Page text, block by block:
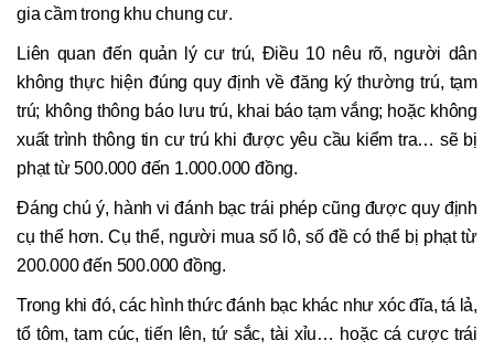
gia cầm trong khu chung cư.
Liên quan đến quản lý cư trú, Điều 10 nêu rõ, người dân
không thực hiện đúng quy định về đăng ký thường trú, tạm
trú; không thông báo lưu trú, khai báo tạm vắng; hoặc không
xuất trình thông tin cư trú khi được yêu cầu kiểm tra… sẽ bị
phạt từ 500.000 đến 1.000.000 đồng.
Đáng chú ý, hành vi đánh bạc trái phép cũng được quy định
cụ thể hơn. Cụ thể, người mua số lô, số đề có thể bị phạt từ
200.000 đến 500.000 đồng.
Trong khi đó, các hình thức đánh bạc khác như xóc đĩa, tá lả,
tổ tôm, tam cúc, tiến lên, tứ sắc, tài xỉu… hoặc cá cược trái